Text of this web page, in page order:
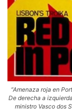
“Amenaza roja en
De derecha a
ministro Vasco dos